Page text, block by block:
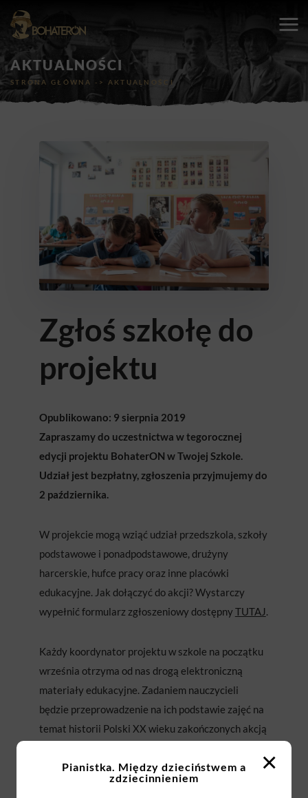
AKTUALNOŚCI
STRONA GŁÓWNA -> AKTUALNOŚCI
Zgłoś szkołę do
projektu
Opublikowano: 9 sierpnia 2019
Zapraszamy do uczestnictwa w tegorocznej
edycji projektu BohaterON w Twojej Szkole.
Udział jest bezpłatny, zgłoszenia przyjmujemy do
2 października.
W projekcie mogą wziąć udział przedszkola, szkoły
podstawowe i ponadpodstawowe, drużyny
harcerskie, hufce pracy oraz inne placówki
edukacyjne. Jak dołączyć do akcji? Wystarczy
wypełnić formularz zgłoszeniowy dostępny TUTAJ.
Każdy koordynator projektu w szkole na początku
września otrzyma od nas drogą elektroniczną
materiały edukacyjne. Zadaniem nauczycieli
będzie przeprowadzenie na ich podstawie zajęć na
temat historii Polski XX wieku zakończonych akcją
napisania listów, wykonania własnoręcznie laurek ×
Pianistka. Między dzieciństwem a
zdziecinnieniem